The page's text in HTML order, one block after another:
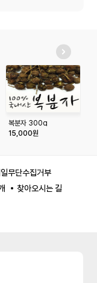
복분자 300g
15,000원
무단수집거부
찾아오시는 길